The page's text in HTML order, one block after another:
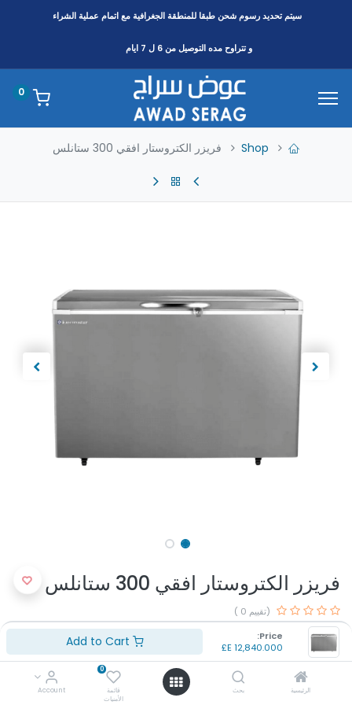
Price:
12,840.000
الرئيسية بحث
0
قائمة
الأمنيات
Account
سيتم تحديد رسوم شحن طبقا للمنطقةالجغرافية مع اتمام عملية الشراء
و تتراوح مده التوصيل من 6 ل 7 ايام
0
Shop فريزر الكتروستار افقي 300 ستانلس
فريزر الكتروستار افقي 300 ستانلس
(تقييم 0 )
اللون: ستانلس
السعه: 300 لتر
بلد المنشأ: مصر
الضمان: 5 سنوات